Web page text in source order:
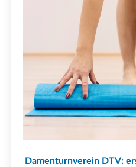
Damenturnverein DTV: